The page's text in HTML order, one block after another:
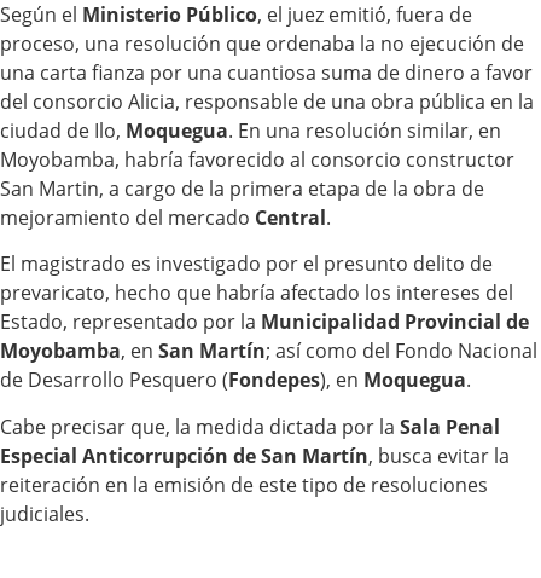
Según el Ministerio Público, el juez emitió, fuera de
proceso, una resolución que ordenaba la no ejecución de
una carta fianza por una cuantiosa suma de dinero a favor
del consorcio Alicia, responsable de una obra pública en la
ciudad de Ilo, Moquegua. En una resolución similar, en
Moyobamba, habría favorecido al consorcio constructor
San Martin, a cargo de la primera etapa de la obra de
mejoramiento del mercado Central.
El magistrado es investigado por el presunto delito de
prevaricato, hecho que habría afectado los intereses del
Estado, representado por la Municipalidad Provincial de
Moyobamba, en San Martín; así como del Fondo Nacional
de Desarrollo Pesquero (Fondepes), en Moquegua.
Cabe precisar que, la medida dictada por la Sala Penal
Especial Anticorrupción de San Martín, busca evitar la
reiteración en la emisión de este tipo de resoluciones
judiciales.